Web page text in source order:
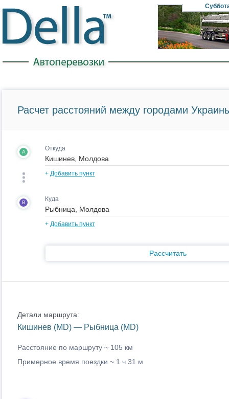
Расчет расстояний между городами
A Откуда
+ Добавить пункт
B Куда
+ Добавить пункт
Рассчитать
Детали маршрута:
Кишинев (MD) — Рыбница (MD)
Расстояние по маршруту ~ 105 км
Примерное время поездки ~ 1 ч 31 м